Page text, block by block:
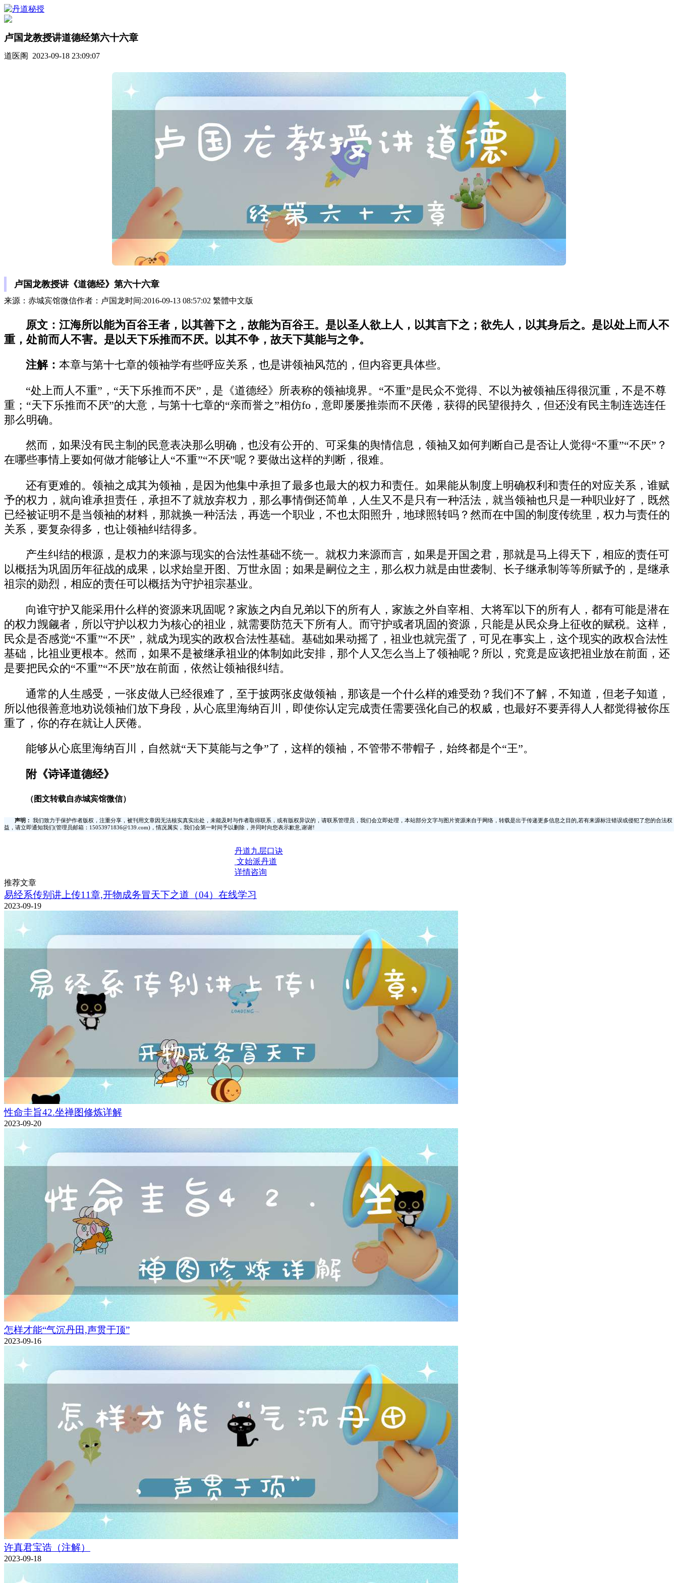
卢国龙教授讲道德经第六十六章
道医阁 2023-09-18 23:09:07
卢国龙教授讲《道德经》第六十六章
来源：赤城宾馆微信作者：卢国龙时间:2016-09-13 08:57:02 繁體中文版
原文：江海所以能为百谷王者，以其善下之，故能为百谷王。是以圣人欲上人，以其言下之；欲先人，以其身后之。是以处上而人不
重，处前而人不害。是以天下乐推而不厌。以其不争，故天下莫能与之争。
注解：本章与第十七章的领袖学有些呼应关系，也是讲领袖风范的，但内容更具体些。
“处上而人不重”，“天下乐推而不厌”，是《道德经》所表称的领袖境界。“不重”是民众不觉得、不以为被领袖压得很沉重，不是不尊
重；“天下乐推而不厌”的大意，与第十七章的“亲而誉之”相仿fo，意即屡屡推崇而不厌倦，获得的民望很持久，但还没有民主制连选连任
那么明确。
然而，如果没有民主制的民意表决那么明确，也没有公开的、可采集的舆情信息，领袖又如何判断自己是否让人觉得“不重”“不厌”？
在哪些事情上要如何做才能够让人“不重”“不厌”呢？要做出这样的判断，很难。
还有更难的。领袖之成其为领袖，是因为他集中承担了最多也最大的权力和责任。如果能从制度上明确权利和责任的对应关系，谁赋
予的权力，就向谁承担责任，承担不了就放弃权力，那么事情倒还简单，人生又不是只有一种活法，就当领袖也只是一种职业好了，既然
已经被证明不是当领袖的材料，那就换一种活法，再选一个职业，不也太阳照升，地球照转吗？然而在中国的制度传统里，权力与责任的
关系，要复杂得多，也让领袖纠结得多。
产生纠结的根源，是权力的来源与现实的合法性基础不统一。就权力来源而言，如果是开国之君，那就是马上得天下，相应的责任可
以概括为巩固历年征战的成果，以求始皇开图、万世永固；如果是嗣位之主，那么权力就是由世袭制、长子继承制等等所赋予的，是继承
祖宗的勋烈，相应的责任可以概括为守护祖宗基业。
向谁守护又能采用什么样的资源来巩固呢？家族之内自兄弟以下的所有人，家族之外自宰相、大将军以下的所有人，都有可能是潜在
的权力觊觎者，所以守护以权力为核心的祖业，就需要防范天下所有人。而守护或者巩固的资源，只能是从民众身上征收的赋税。这样，
民众是否感觉“不重”“不厌”，就成为现实的政权合法性基础。基础如果动摇了，祖业也就完蛋了，可见在事实上，这个现实的政权合法性
基础，比祖业更根本。然而，如果不是被继承祖业的体制如此安排，那个人又怎么当上了领袖呢？所以，究竟是应该把祖业放在前面，还
是要把民众的“不重”“不厌”放在前面，依然让领袖很纠结。
通常的人生感受，一张皮做人已经很难了，至于披两张皮做领袖，那该是一个什么样的难受劲？我们不了解，不知道，但老子知道，
所以他很善意地劝说领袖们放下身段，从心底里海纳百川，即使你认定完成责任需要强化自己的权威，也最好不要弄得人人都觉得被你压
重了，你的存在就让人厌倦。
能够从心底里海纳百川，自然就“天下莫能与之争”了，这样的领袖，不管带不带帽子，始终都是个“王”。
附《诗译道德经》
（图文转载自赤城宾馆微信）
声明：
我们致力于保护作者版权，注重分享，被刊用文章因无法核实真实出处，未能及时与作者取得联系，或有版权异议的，请联系管理员，我们会立即处理，本站部分文字与图片资源来自于网络，转载是出于传递更多信息之目的,若有来源标注错误或侵犯了您的合法权
益，请立即通知我们(管理员邮箱：15053971836@139.com)，情况属实，我们会第一时间予以删除，并同时向您表示歉意,谢谢!
丹道九层口诀
文始派丹道
详情咨询
推荐文章
易经系传别讲上传11章,开物成务冒天下之道（04）在线学习
2023-09-19
性命圭旨42.坐禅图修炼详解
2023-09-20
怎样才能“气沉丹田,声贯于顶”
2023-09-16
许真君宝诰（注解）
2023-09-18